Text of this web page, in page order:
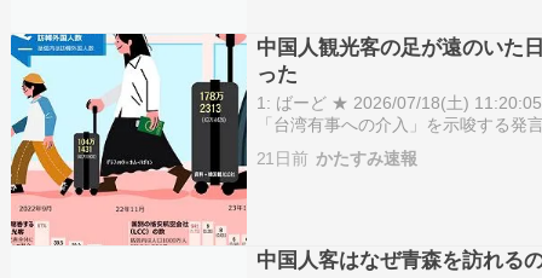
中国人観光客の足が遠のいた
った
1: ばーど ★ 2026/07/18(土)
「台湾有事への介入」を示唆する
分以下に減った状況で、その空白
【表】…
21日前 かたすみ速報
中国人客はなぜ青森を訪れる